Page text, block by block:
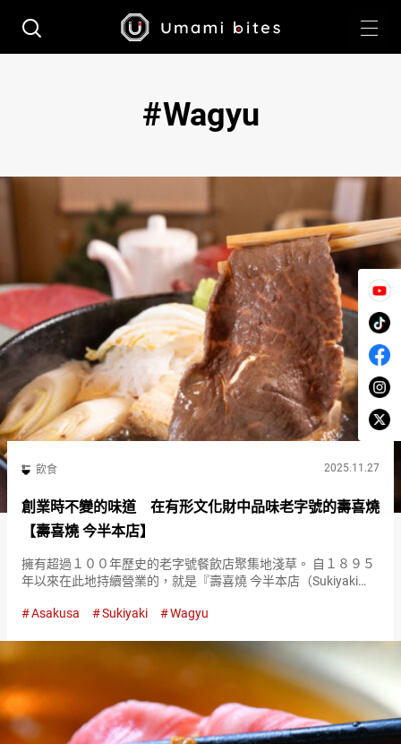
Wagyu
飲食 2025.11.27
創業時不變的味道 在有形文化財中品味老字號的壽喜燒
【壽喜燒 今半本店】
擁有超過１００年歷史的老字號餐飲店聚集地淺草。 自１８９５
年以來在此地持續營業的，就是『壽喜燒 今半本店（Sukiyaki
（Sukiyaki Imahan Honten…
Asakusa Sukiyaki Wagyu